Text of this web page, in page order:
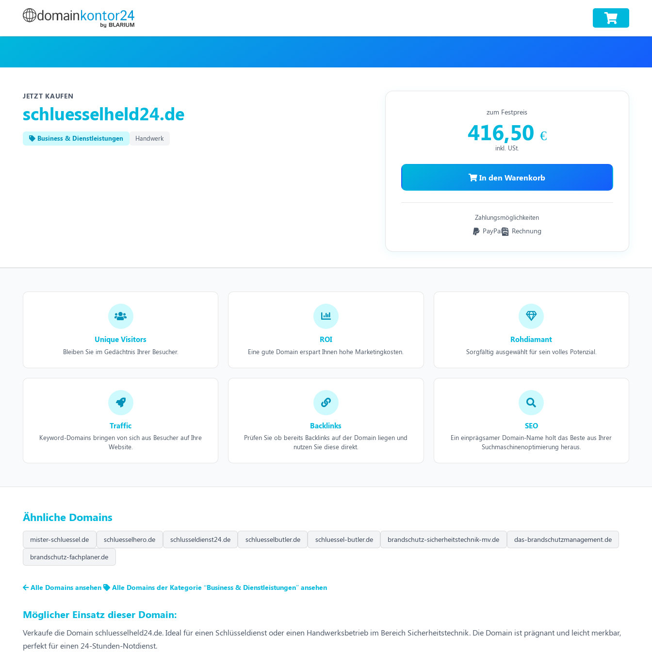
JETZT KAUFEN
schluesselheld24.de
Business & Dienstleistungen Handwerk
zum Festpreis
416,50 €
inkl. USt.
In den Warenkorb
Zahlungsmöglichkeiten
PayPal Rechnung
Unique Visitors
Bleiben Sie im Gedächtnis Ihrer Besucher.
ROI
Eine gute Domain erspart Ihnen hohe Marketingkosten.
Rohdiamant
Sorgfältig ausgewählt für sein volles Potenzial.
Traffic
Keyword-Domains bringen von sich aus Besucher auf Ihre
Website.
Backlinks
Prüfen Sie ob bereits Backlinks auf der Domain liegen und
nutzen Sie diese direkt.
SEO
Ein einprägsamer Domain-Name holt das Beste aus Ihrer
Suchmaschinenoptimierung heraus.
Ähnliche Domains
mister-schluessel.de schluesselhero.de schlusseldienst24.de schluesselbutler.de schluessel-butler.de brandschutz-sicherheitstechnik-mv.de
das-brandschutzmanagement.de
brandschutz-fachplaner.de
Alle Domains ansehen Alle Domains der Kategorie “Business & Dienstleistungen” ansehen
Möglicher Einsatz dieser Domain:
Verkaufe die Domain schluesselheld24.de. Ideal für einen Schlüsseldienst oder einen Handwerksbetrieb im Bereich Sicherheitstechnik. Die Domain ist prägnant und leicht merkbar,
perfekt für einen 24-Stunden-Notdienst.